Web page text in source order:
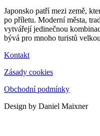
Japonsko patří mezi země,
po příletu. Moderní města,
vytvářejí jedinečnou
bývá pro mnoho turistů
Kontakt
Zásady cookies
Obchodní podmínky
Design by Daniel Maixner